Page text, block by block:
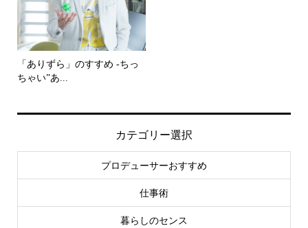
「ありずら」のすすめ -ちっ
ちゃい”あ...
カテゴリー選択
プロデューサーおすすめ
仕事術
暮らしのセンス